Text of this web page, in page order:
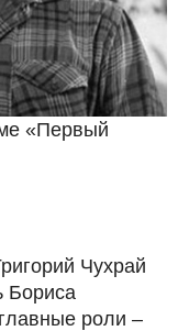
«Первый
Чухрай
Бориса
роли –